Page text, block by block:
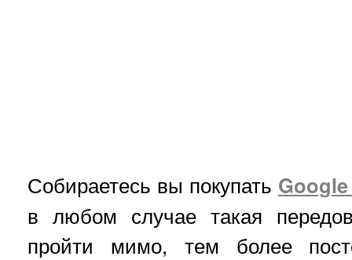
Собираетесь вы покупать
в любом случае такая
пройти мимо, тем более